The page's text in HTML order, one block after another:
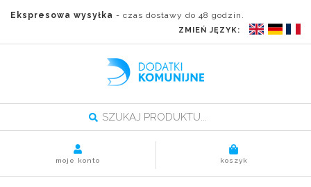
Ekspresowa wysyłka - czas dostawy do 48 godzin.
ZMIEŃ JĘZYK:
koszyk
moje konto